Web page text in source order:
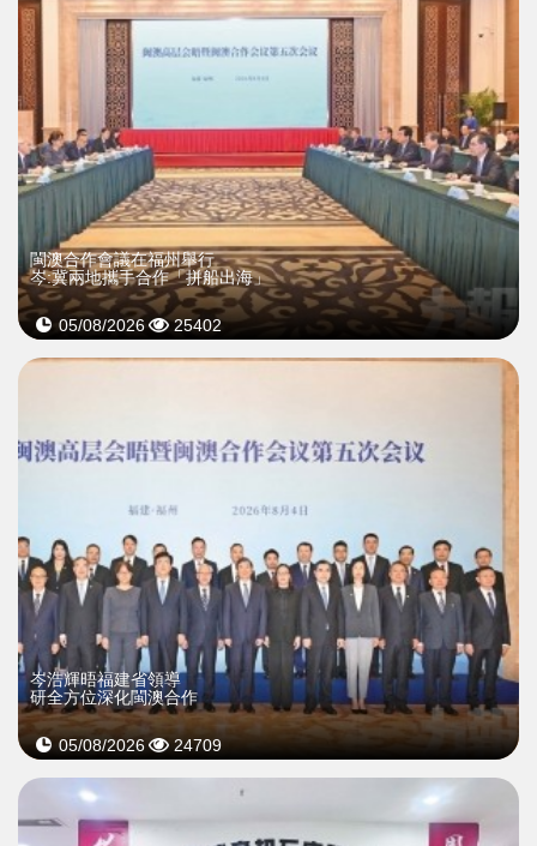
閩澳合作會議在福州舉行
岑:冀兩地攜手合作「拼船出海」
05/08/2026 25402
岑浩輝晤福建省領導
研全方位深化閩澳合作
05/08/2026 24709